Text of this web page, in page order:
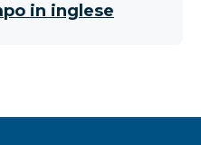
in inglese